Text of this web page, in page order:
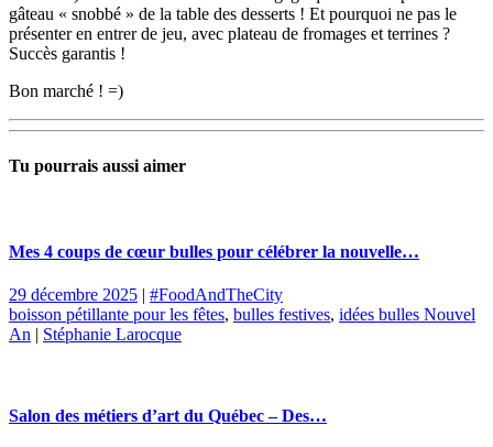
gâteau « snobbé » de la table des desserts ! Et pourquoi ne pas le
présenter en entrer de jeu, avec plateau de fromages et terrines ?
Succès garantis !
Bon marché ! =)
Tu pourrais aussi aimer
Mes 4 coups de cœur bulles pour célébrer la nouvelle…
29 décembre 2025 | #FoodAndTheCity
boisson pétillante pour les fêtes, bulles festives, idées bulles Nouvel
An | Stéphanie Larocque
Salon des métiers d’art du Québec – Des…